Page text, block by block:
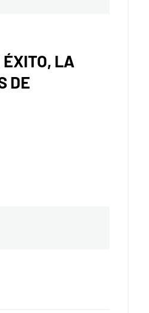
ÉXITO, LA
DE